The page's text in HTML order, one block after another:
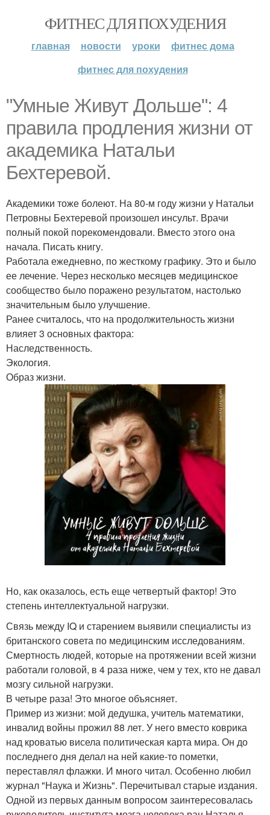
ФИТНЕС ДЛЯ ПОХУДЕНИЯ
главная новости уроки
фитнес дома
фитнес для похудения
"Умные Живут Дольше": 4
правила продления жизни от
академика Натальи
Бехтеревой.
Академики тоже болеют. На 80-м году жизни у Натальи
Петровны Бехтеревой произошел инсульт. Врачи
полный покой порекомендовали. Вместо этого она
начала. Писать книгу.
Работала ежедневно, по жесткому графику. Это и было
ее лечение. Через несколько месяцев медицинское
сообщество было поражено результатом, настолько
значительным было улучшение.
Ранее считалось, что на продолжительность жизни
влияет 3 основных фактора:
Наследственность.
Экология.
Образ жизни.
Но, как оказалось, есть еще четвертый фактор! Это
степень интеллектуальной нагрузки.
Связь между IQ и старением выявили специалисты из
британского совета по медицинским исследованиям.
Смертность людей, которые на протяжении всей жизни
работали головой, в 4 раза ниже, чем у тех, кто не давал
мозгу сильной нагрузки.
В четыре раза! Это многое объясняет.
Пример из жизни: мой дедушка, учитель математики,
инвалид войны прожил 88 лет. У него вместо коврика
над кроватью висела политическая карта мира. Он до
последнего дня делал на ней какие-то пометки,
переставлял флажки. И много читал. Особенно любил
журнал "Наука и Жизнь". Перечитывал старые издания.
Одной из первых данным вопросом заинтересовалась